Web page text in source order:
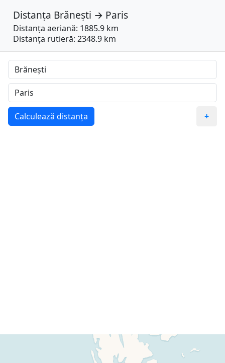
Distanța Brănești → Paris
Distanța aeriană: 1885.9 km
Distanța rutieră: 2348.9 km
Calculează distanța +